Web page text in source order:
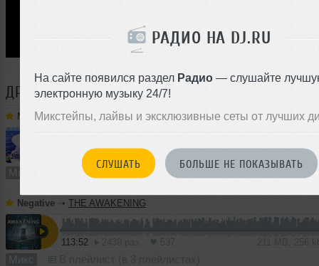
РАДИО НА DJ.RU
На сайте появился раздел Радио — слушайте
электронную музыку 24/7!
Микстейпы, лайвы и эксклюзивные сеты от лучших
СЛУШАТЬ БОЛЬШЕ НЕ ПОКАЗЫВАТЬ
ДРУГИЕ ТРЕКИNEGATIVE
Negative ➝VALHALLA
101:37 186 188 MB,
Микс В плейлист (в 3 плейлистах)
Negative ➝ THE AWAKENING
113:52
Микс